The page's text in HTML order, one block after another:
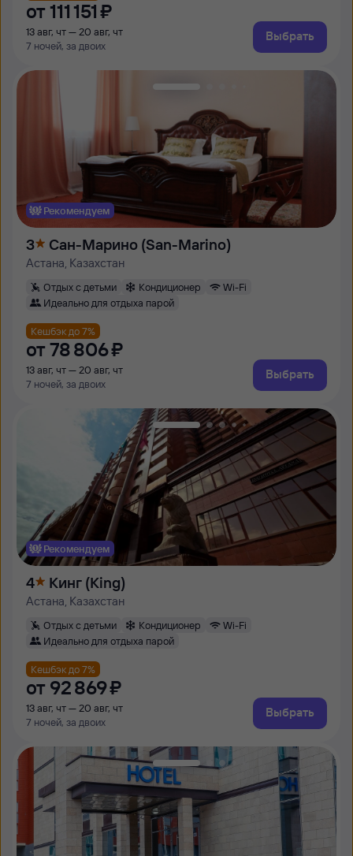
от 111 ⁠151 ⁠₽
13 авг, чт — 20 авг, чт
7 ночей, за двоих
Выбрать
Рекомендуем
3 Сан-Марино (San-Marino)
Астана, Казахстан
Отдых с детьми Кондиционер
Wi-Fi
Идеально для отдыха парой
Кешбэк до 7%
от 78 ⁠806 ⁠₽
13 авг, чт — 20 авг, чт
7 ночей, за двоих
Выбрать
Рекомендуем
4 Кинг (King)
Астана, Казахстан
Отдых с детьми Кондиционер
Wi-Fi
Идеально для отдыха парой
Кешбэк до 7%
от 92 ⁠869 ⁠₽
13 авг, чт — 20 авг, чт
7 ночей, за двоих
Выбрать